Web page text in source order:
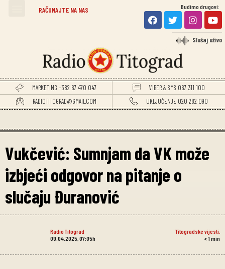
RAČUNAJTE NA NAS Budimo drugovi:
Slušaj uživo
MARKETING +382 67 470 047
VIBER & SMS 067 311 100
RADIOTITOGRAD@GMAIL.COM
UKLJUČENJE 020 282 090
Vukčević: Sumnjam da VK može
izbjeći odgovor na pitanje o
slučaju Đuranović
Radio Titograd Titogradske vijesti,
09.04.2025, 07:05h
< 1 min